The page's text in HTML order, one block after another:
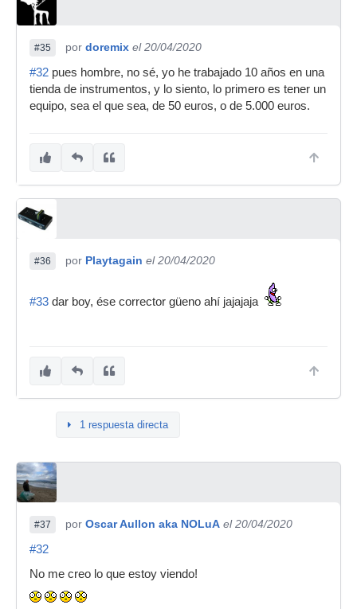
#35 por doremix el 20/04/2020
#32 pues hombre, no sé, yo he trabajado 10 años en una
tienda de instrumentos, y lo siento, lo primero es tener un
equipo, sea el que sea, de 50 euros, o de 5.000 euros.
#36 por Playtagain el 20/04/2020
#33 dar boy, ése corrector güeno ahí jajajaja
1 respuesta directa
#37 por Oscar Aullon aka NOLuA el 20/04/2020
#32
No me creo lo que estoy viendo!